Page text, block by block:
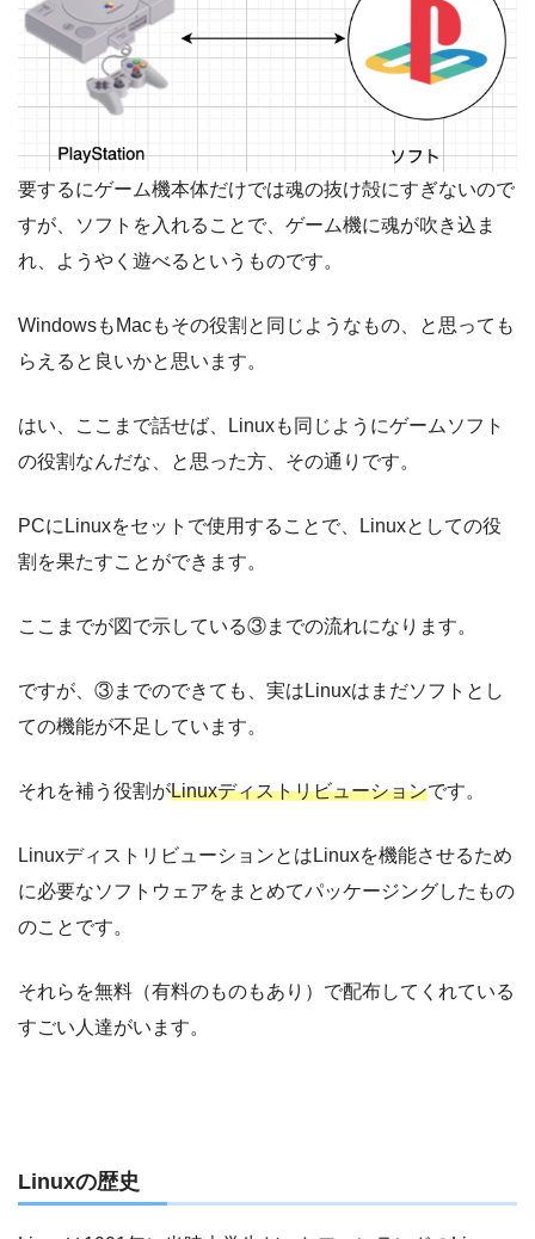
要するにゲーム機本体だけでは魂の抜け殻にすぎないので
すが、ソフトを入れることで、ゲーム機に魂が吹き込ま
れ、ようやく遊べるというものです。
WindowsもMacもその役割と同じようなもの、と思っても
らえると良いかと思います。
はい、ここまで話せば、Linuxも同じようにゲームソフト
の役割なんだな、と思った方、その通りです。
PCにLinuxをセットで使用することで、Linuxとしての役
割を果たすことができます。
ここまでが図で示している③までの流れになります。
ですが、③までのできても、実はLinuxはまだソフトとし
ての機能が不足しています。
それを補う役割がLinuxディストリビューションです。
LinuxディストリビューションとはLinuxを機能させるため
に必要なソフトウェアをまとめてパッケージングしたもの
のことです。
それらを無料（有料のものもあり）で配布してくれている
すごい人達がいます。
Linuxの歴史